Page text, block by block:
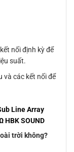
nối định kỳ để
suất.
và các kết nối để
Line Array
HBK SOUND
trời không?